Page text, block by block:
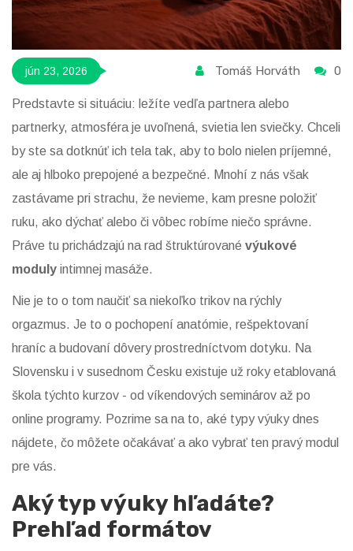
jún 23, 2026 Tomáš Horváth 0
Predstavte si situáciu: ležíte vedľa partnera alebo
partnerky, atmosféra je uvoľnená, svietia len sviečky. Chceli
by ste sa dotknúť ich tela tak, aby to bolo nielen príjemné,
ale aj hlboko prepojené a bezpečné. Mnohí z nás však
zastávame pri strachu, že nevieme, kam presne položiť
ruku, ako dýchať alebo či vôbec robíme niečo správne.
Práve tu prichádzajú na rad štruktúrované výukové
moduly intimnej masáže.
Nie je to o tom naučiť sa niekoľko trikov na rýchly
orgazmus. Je to o pochopení anatómie, rešpektovaní
hraníc a budovaní dôvery prostredníctvom dotyku. Na
Slovensku i v susednom Česku existuje už roky etablovaná
škola týchto kurzov - od víkendových seminárov až po
online programy. Pozrime sa na to, aké typy výuky dnes
nájdete, čo môžete očakávať a ako vybrať ten pravý modul
pre vás.
Aký typ výuky hľadáte?
Prehľad formátov